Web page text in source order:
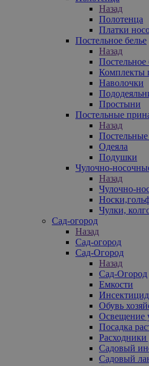
Назад
Полотенца
Платки
Постельное белье
Назад
Постельное
Комплекты
Наволочки
Простыни
Постельные
Назад
Одеяла
Подушки
Чулочно-
Назад
Чулочно-
Чулки,
Сад-огород
Назад
Сад-огород
Сад-Огород
Назад
Сад-Огород
Емкости
Обувь
Освещение
Посадка
Расходники
Садовый
Садовый